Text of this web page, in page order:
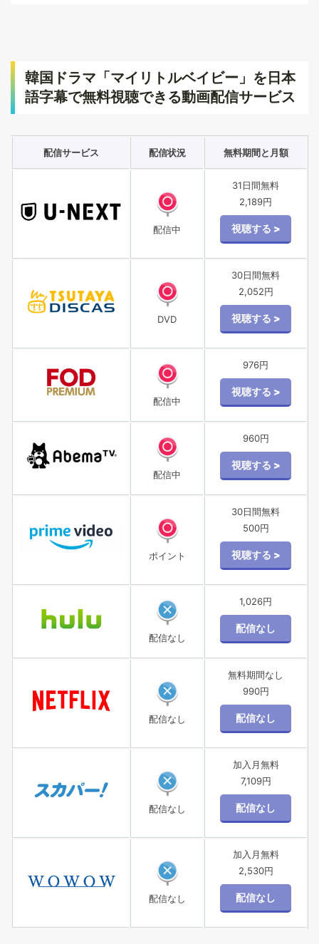
韓国ドラマ「マイリトルベイビー」を日本
語字幕で無料視聴できる動画配信サービス
配信サービス 配信状況 無料期間と月額
配信中
31日間無料
2,189円
DVD
30日間無料
2,052円
配信中
976円
配信中
960円
ポイント
30日間無料
500円
配信なし
1,026円
配信なし
無料期間なし
990円
配信なし
加入月無料
7,109円
配信なし
加入月無料
2,530円